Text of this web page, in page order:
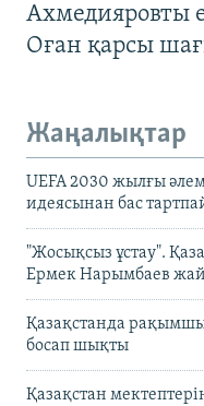
Ахмедияровты
Оған қарсы
Жаңалықтар
UEFA 2030 жылғы
идеясынан бас
"Жосықсыз ұстау".
Ермек Нарымбаев
Қазақстанда
босап шықты
Қазақстан